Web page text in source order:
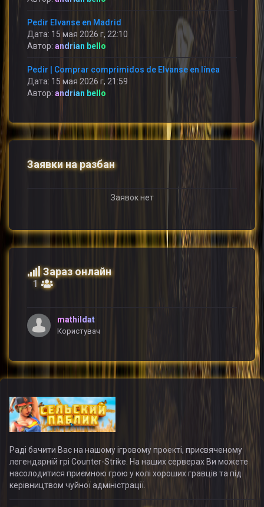
Pedir Elvanse en Madrid
Дата: 15 мая 2026 г, 22:10
Автор: andrian bello
Pedir | Comprar comprimidos de Elvanse en línea
Дата: 15 мая 2026 г, 21:59
Автор: andrian bello
Заявки на разбан
Заявок нет
Зараз онлайн
1
mathildat
Користувач
Раді бачити Вас на нашому ігровому проекті, присвяченому
легендарній грі Counter-Strike. На наших серверах Ви можете
насолодитися приємною грою у колі хороших гравців та під
керівництвом чуйної адміністрації.